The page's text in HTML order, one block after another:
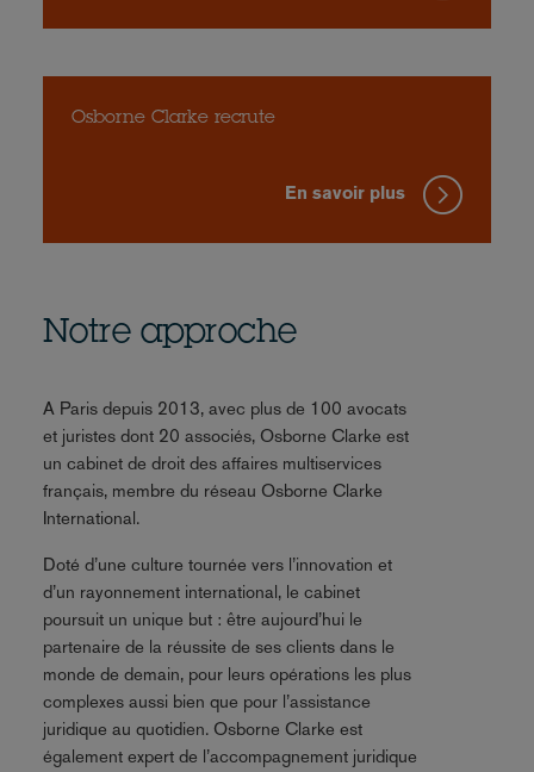
Osborne Clarke recrute
En savoir plus
Notre approche
A Paris depuis 2013, avec plus de 100 avocats
et juristes dont 20 associés, Osborne Clarke est
un cabinet de droit des affaires multiservices
français, membre du réseau Osborne Clarke
International.
Doté d’une culture tournée vers l’innovation et
d’un rayonnement international, le cabinet
poursuit un unique but : être aujourd’hui le
partenaire de la réussite de ses clients dans le
monde de demain, pour leurs opérations les plus
complexes aussi bien que pour l’assistance
juridique au quotidien. Osborne Clarke est
également expert de l’accompagnement juridique